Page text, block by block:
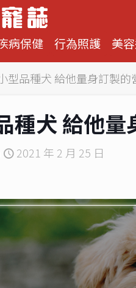
病保健 行為照護 美
型品種犬 給他量身訂製的
種犬 給他量
2021 年 2 月 25 日